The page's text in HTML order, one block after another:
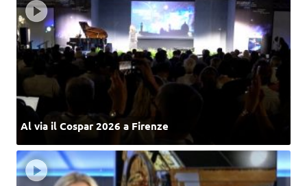
Al via il Cospar 2026 a Firenze